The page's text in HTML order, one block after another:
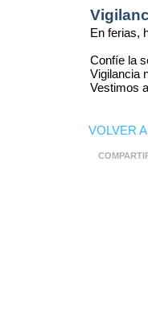
En ferias,
Confíe la
Vigilancia
Vestimos
VOLVER